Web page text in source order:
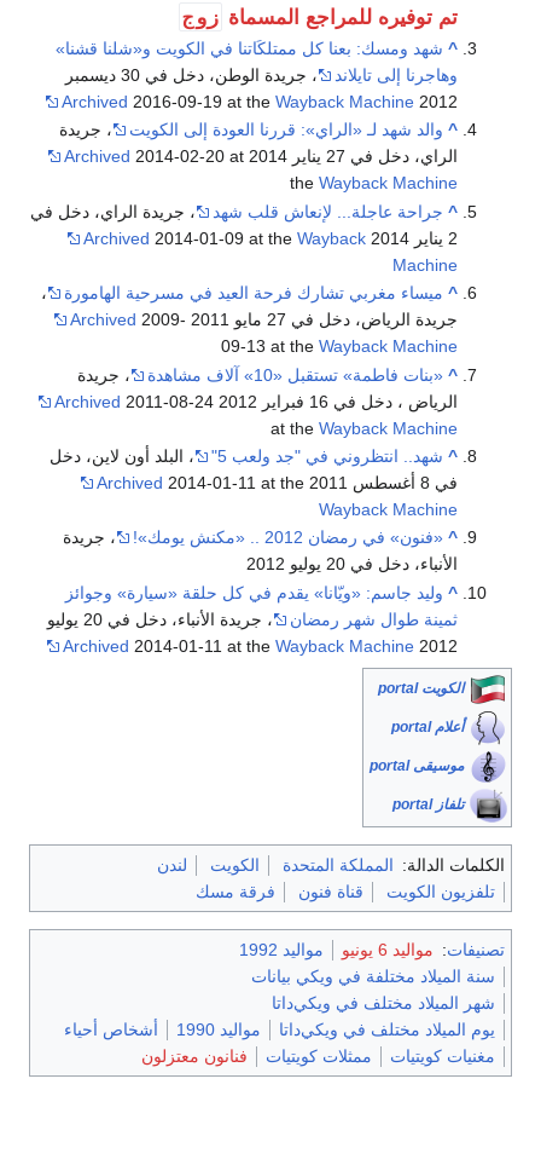
تم توفيره للمراجع المسماة زوج
^ شهد ومسك: بعنا كل ممتلكَاتنا في الكويت و«شلنا قشنا»
وهاجرنا إلى تايلاند
، جريدة الوطن، دخل في 30 ديسمبر
2012
Archived 2016-09-19 at theWayback Machine
^ والد شهد لـ «الراي»: قررنا العودة إلى الكويت
، جريدة
الراي، دخل في 27 يناير 2014
Archived 2014-02-20 at
theWayback Machine
^ جراحة عاجلة... لإنعاش قلب شهد
، جريدة الراي، دخل في
2 يناير 2014
Archived 2014-01-09 at theWayback
Machine
^ ميساء مغربي تشارك فرحة العيد في مسرحية الهامورة
،
جريدة الرياض، دخل في 27 مايو 2011
Archived 2009-
09-13 at theWayback Machine
^ «بنات فاطمة» تستقبل «10» آلاف مشاهدة
، جريدة
الرياض ، دخل في 16 فبراير 2012
Archived 2011-08-24
at theWayback Machine
^ شهد.. انتظروني في "جد ولعب 5"
، البلد أون لاين، دخل
في 8 أغسطس 2011
Archived 2014-01-11 at the
Wayback Machine
^ «فنون» في رمضان 2012 .. «مكنش يومك»!
، جريدة
الأنباء، دخل في 20 يوليو 2012
^ وليد جاسم: «ويّانا» يقدم في كل حلقة «سيارة» وجوائز
ثمينة طوال شهر رمضان
، جريدة الأنباء، دخل في 20 يوليو
2012
Archived 2014-01-11 at theWayback Machine
الكويت portal
أعلام portal
موسيقى portal
تلفاز portal
الكلمات الدالة: المملكة المتحدة الكويت
لندن
تلفزيون الكويت
قناة فنون فرقة مسك
تصنيفات: مواليد 6 يونيو
مواليد 1992
سنة الميلاد مختلفة في ويكي بيانات
شهر الميلاد مختلف في ويكي‌داتا
يوم الميلاد مختلف في ويكي‌داتا
مواليد 1990
أشخاص أحياء
مغنيات كويتيات
ممثلات كويتيات فنانون معتزلون